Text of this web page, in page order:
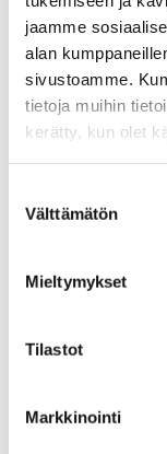
jaamme
alan
sivustoamme.
tietoja muihin
kerätty, kun olet
valinta
Välttämätön
Mieltymykset
Tilastot
Markkinointi